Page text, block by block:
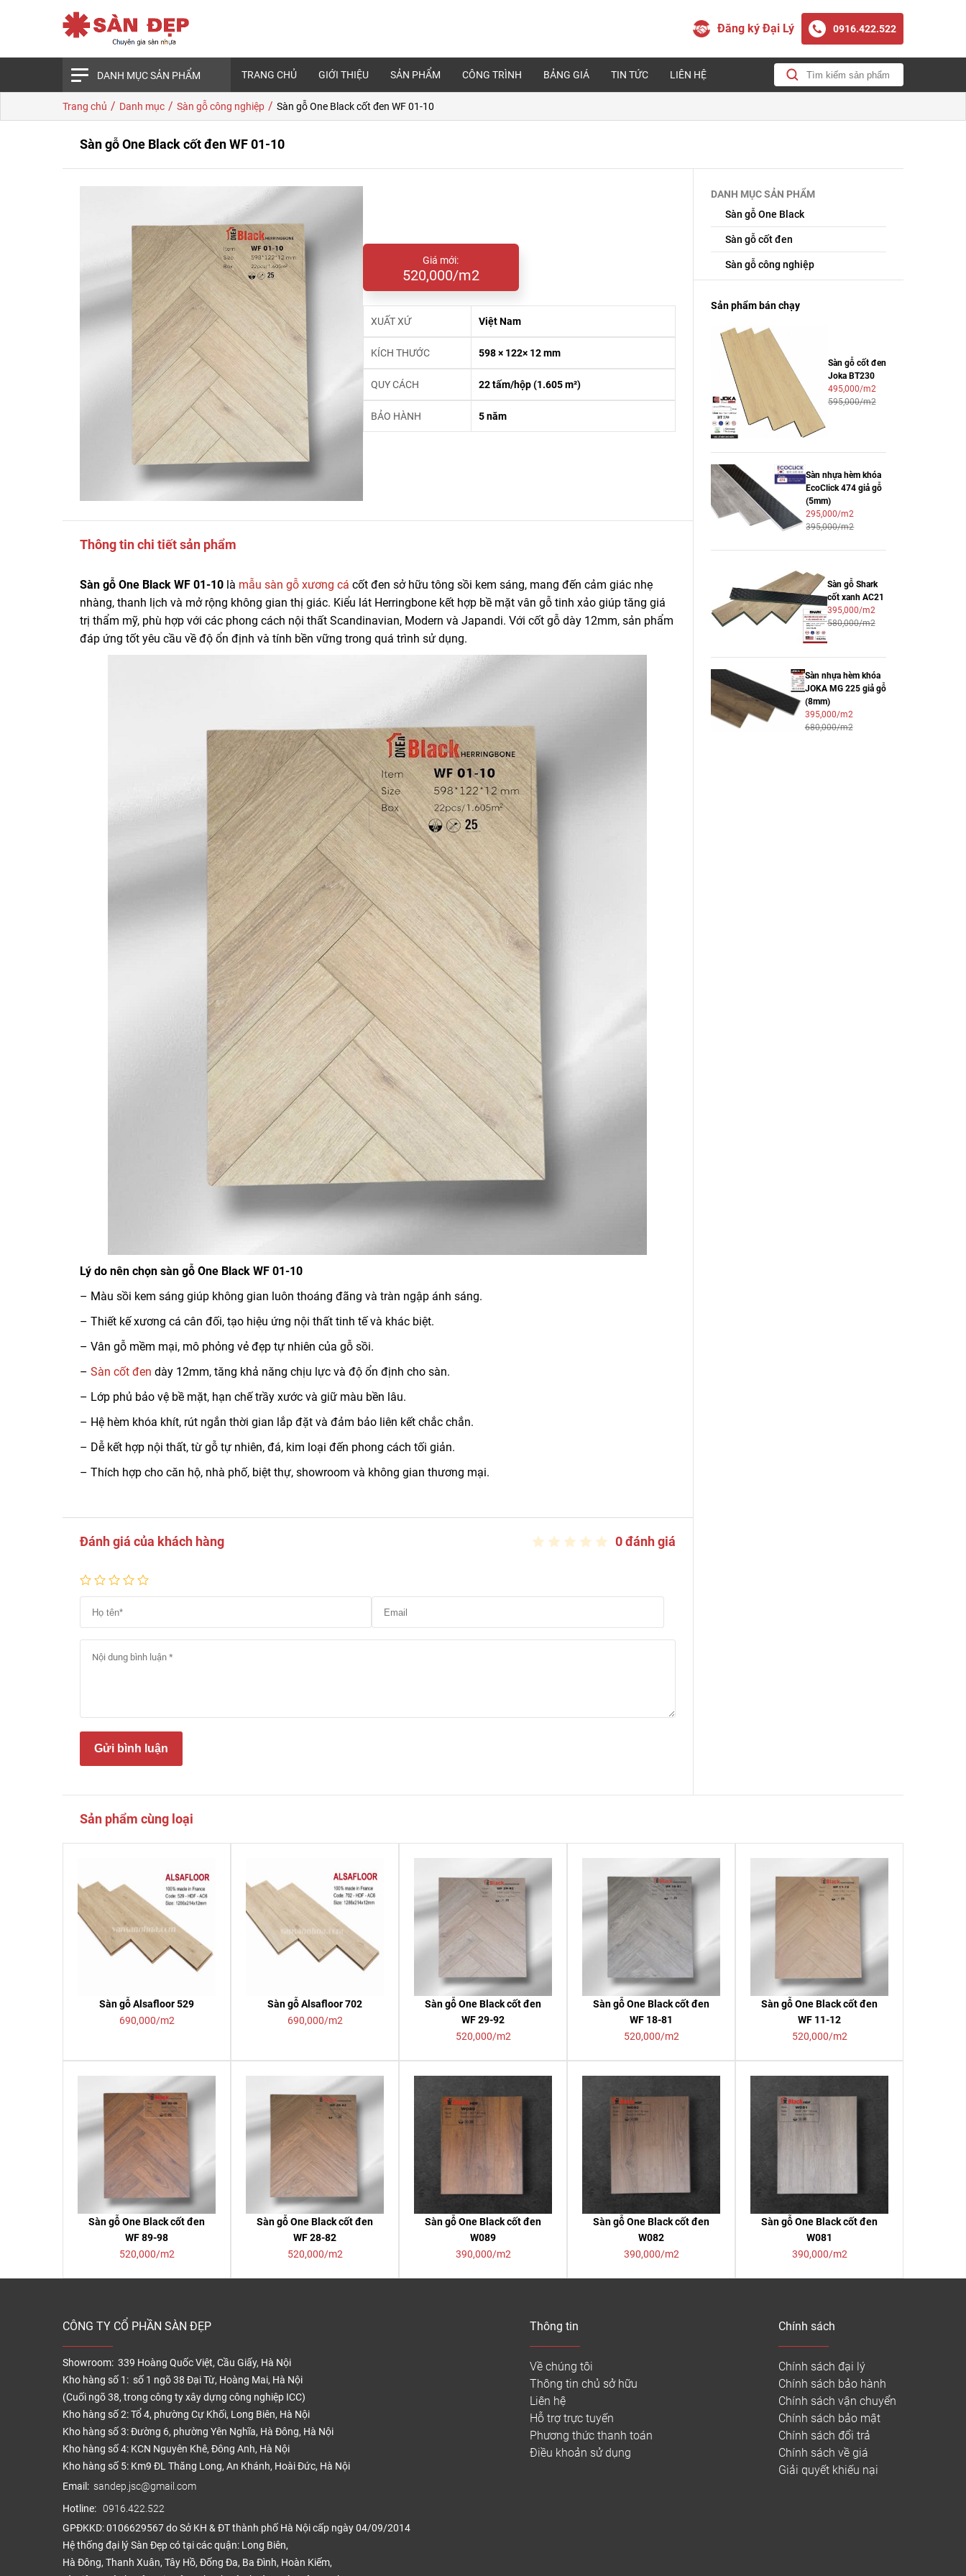
Đăng ký Đại Lý 0916.422.522
DANH MỤC SẢN PHẨM TRANG CHỦ GIỚI THIỆU SẢN PHẨM CÔNG TRÌNH BẢNG GIÁ TIN TỨC LIÊN HỆ
Trang chủ / Danh mục / Sàn gỗ công nghiệp / Sàn gỗ One Black cốt đen WF 01-10
Sàn gỗ One Black cốt đen WF 01-10
Giá mới:
520,000/m2
XUẤT XỨ Việt Nam
KÍCH THƯỚC 598 × 122× 12 mm
QUY CÁCH 22 tấm/hộp (1.605 m²)
BẢO HÀNH 5 năm
Thông tin chi tiết sản phẩm
Sàn gỗ One Black WF 01-10 là mẫu sàn gỗ xương cá cốt đen sở hữu tông sồi kem sáng, mang đến cảm giác nhẹ
nhàng, thanh lịch và mở rộng không gian thị giác. Kiểu lát Herringbone kết hợp bề mặt vân gỗ tinh xảo giúp tăng giá
trị thẩm mỹ, phù hợp với các phong cách nội thất Scandinavian, Modern và Japandi. Với cốt gỗ dày 12mm, sản phẩm
đáp ứng tốt yêu cầu về độ ổn định và tính bền vững trong quá trình sử dụng.
Lý do nên chọn sàn gỗ One Black WF 01-10
– Màu sồi kem sáng giúp không gian luôn thoáng đãng và tràn ngập ánh sáng.
– Thiết kế xương cá cân đối, tạo hiệu ứng nội thất tinh tế và khác biệt.
– Vân gỗ mềm mại, mô phỏng vẻ đẹp tự nhiên của gỗ sồi.
– Sàn cốt đen dày 12mm, tăng khả năng chịu lực và độ ổn định cho sàn.
– Lớp phủ bảo vệ bề mặt, hạn chế trầy xước và giữ màu bền lâu.
– Hệ hèm khóa khít, rút ngắn thời gian lắp đặt và đảm bảo liên kết chắc chắn.
– Dễ kết hợp nội thất, từ gỗ tự nhiên, đá, kim loại đến phong cách tối giản.
– Thích hợp cho căn hộ, nhà phố, biệt thự, showroom và không gian thương mại.
Đánh giá của khách hàng 0 đánh giá
Gửi bình luận
DANH MỤC SẢN PHẨM
Sàn gỗ One Black
Sàn gỗ cốt đen
Sàn gỗ công nghiệp
Sản phẩm bán chạy
Sàn gỗ cốt đen
Joka BT230
495,000/m2
595,000/m2
Sàn nhựa hèm khóa
EcoClick 474 giả gỗ
(5mm)
295,000/m2
395,000/m2
Sàn gỗ Shark
cốt xanh AC21
395,000/m2
580,000/m2
Sàn nhựa hèm khóa
JOKA MG 225 giả gỗ
(8mm)
395,000/m2
680,000/m2
Sản phẩm cùng loại
Sàn gỗ Alsafloor 529
690,000/m2
Sàn gỗ Alsafloor 702
690,000/m2
Sàn gỗ One Black cốt đen
WF 29-92
520,000/m2
Sàn gỗ One Black cốt đen
WF 18-81
520,000/m2
Sàn gỗ One Black cốt đen
WF 11-12
520,000/m2
Sàn gỗ One Black cốt đen
WF 89-98
520,000/m2
Sàn gỗ One Black cốt đen
WF 28-82
520,000/m2
Sàn gỗ One Black cốt đen
W089
390,000/m2
Sàn gỗ One Black cốt đen
W082
390,000/m2
Sàn gỗ One Black cốt đen
W081
390,000/m2
CÔNG TY CỔ PHẦN SÀN ĐẸP
Showroom: 339 Hoàng Quốc Việt, Cầu Giấy, Hà Nội
Kho hàng số 1: số 1 ngõ 38 Đại Từ, Hoàng Mai, Hà Nội
(Cuối ngõ 38, trong công ty xây dựng công nghiệp ICC)
Kho hàng số 2: Tổ 4, phường Cự Khối, Long Biên, Hà Nội
Kho hàng số 3: Đường 6, phường Yên Nghĩa, Hà Đông, Hà Nội
Kho hàng số 4: KCN Nguyên Khê, Đông Anh, Hà Nội
Kho hàng số 5: Km9 ĐL Thăng Long, An Khánh, Hoài Đức, Hà Nội
Email: sandep.jsc@gmail.com
Hotline: 0916.422.522
GPĐKKD: 0106629567 do Sở KH & ĐT thành phố Hà Nội cấp ngày 04/09/2014
Hệ thống đại lý Sàn Đẹp có tại các quận: Long Biên,
Hà Đông, Thanh Xuân, Tây Hồ, Đống Đa, Ba Đình, Hoàn Kiếm,
Thông tin
Về chúng tôi
Thông tin chủ sở hữu
Liên hệ
Hỗ trợ trực tuyến
Phương thức thanh toán
Điều khoản sử dụng
Chính sách
Chính sách đại lý
Chính sách bảo hành
Chính sách vận chuyển
Chính sách bảo mật
Chính sách đổi trả
Chính sách về giá
Giải quyết khiếu nại